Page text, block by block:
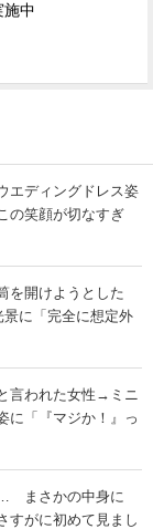
施中
エディングドレス姿
の笑顔が切なすぎ
を開けようとした
に「完全に想定外
言われた女性→ミニ
「『マジか！』っ
まさかの中身に
すがに初めて見まし